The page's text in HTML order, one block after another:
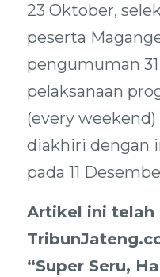
23 Oktober,
peserta
pengumuman
pelaksanaan
(every weekend)
diakhiri dengan
pada 11
Artikel ini telah
“Super Seru,